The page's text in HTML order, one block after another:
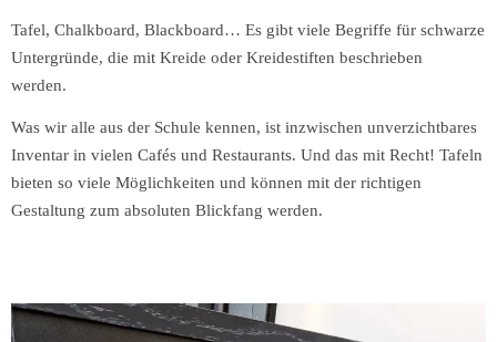
Tafel, Chalkboard, Blackboard… Es gibt viele Begriffe für schwarze
Untergründe, die mit Kreide oder Kreidestiften beschrieben
werden.
Was wir alle aus der Schule kennen, ist inzwischen unverzichtbares
Inventar in vielen Cafés und Restaurants. Und das mit Recht! Tafeln
bieten so viele Möglichkeiten und können mit der richtigen
Gestaltung zum absoluten Blickfang werden.